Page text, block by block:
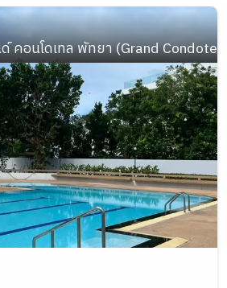
คอนโดเทล พัทยา (Grand